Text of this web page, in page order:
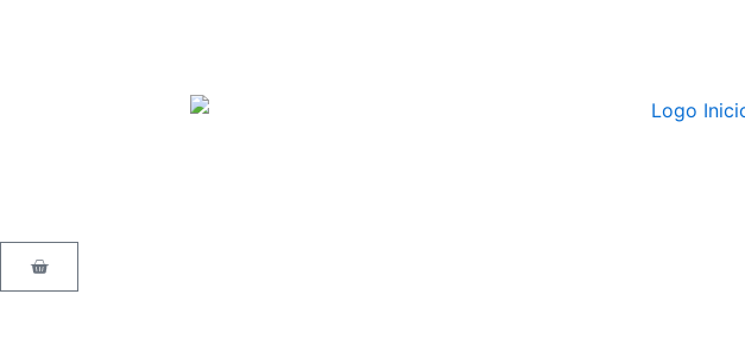
Carrito